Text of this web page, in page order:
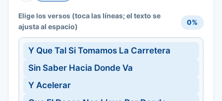
Elige los versos (toca las líneas; el texto se
ajusta al espacio)
0%
Y Que Tal Si Tomamos La Carretera
Sin Saber Hacia Donde Va
Y Acelerar